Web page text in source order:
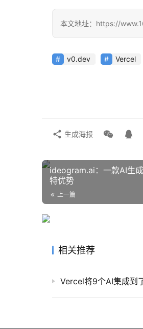
本文地址：https://
v0.dev Vercel
生成海报
ideogram.ai：一款AI生
特优势
上一篇
相关推荐